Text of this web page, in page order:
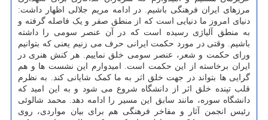
مرزهای ایران فرهنگی باشیم. در ادامه مریم جلالی اظهار داشت:
دنیای امروز ما دنیایی است که از منطق صفر و یک فاصله گرفته و
به منطق آلیاژی رسیده است که در آن عنصر سومی را داشته
باشیم. وقتی در مورد حکمت ایرانی حرف می زنیم یعنی که بتوانیم
ورای حکمت و شعر، عنصر سومی خلق نماییم. هر کنش هنری در
ایران برخاسته از این حکمت است. امیدوارم این نشست ها و هم
گرایی ها بتواند در جهت خلق اثر به ما کمک شایانی کند. به نظرم
قلب تپنده خلق اثر از دانشگاه شروع می شود و به این امید که
دانشگاه سوره، مانند سابق این مسیر را ادامه دهد. محمد شالوئی
رئیس انجمن آثار و مفاخر فرهنگی هم برای بیان مواردی، روی